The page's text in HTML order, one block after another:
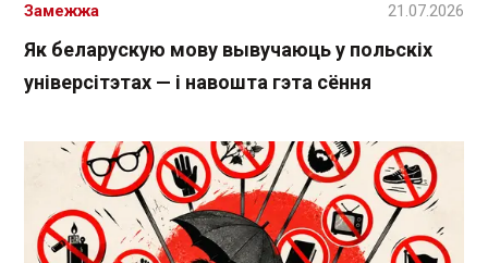
Як беларускую мову вывучаюць у польскіх
універсітэтах — і навошта гэта сёння
Замежжа 21.07.2026